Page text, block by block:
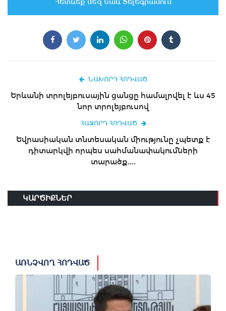
ՆԱԽՈՐԴ ՀՈԴՎԱԾ
Երևանի տրոլեյբուսային ցանցը համալրվել է ևս 45
նոր տրոլեյբուսով
ՀԱՋՈՐԴ ՀՈԴՎԱԾ
Եվրասիական տնտեսական միությունը չպետք է
դիտարկվի որպես սահմանափակումների
տարածք....
ԿԱՐԾԻՔՆԵՐ
ԱՌՆՉՎՈՂ ՀՈԴՎԱԾ